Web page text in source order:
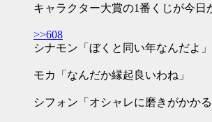
キャラクター大賞の1番くじが今日
>>608
シナモン「ぼくと同い年なんだよ」
モカ「なんだか縁起良いわね」
シフォン「オシャレに磨きがかかる